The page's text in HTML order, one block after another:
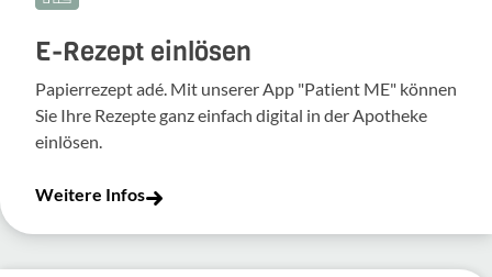
E-Rezept einlösen
Papierrezept adé. Mit unserer App "Patient ME" können
Sie Ihre Rezepte ganz einfach digital in der Apotheke
einlösen.
Weitere Infos